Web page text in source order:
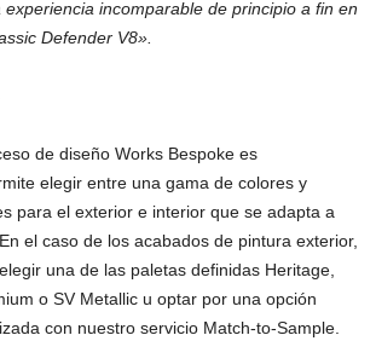
incomparable de principio a fin en
Defender V8».
de diseño Works Bespoke es
elegir entre una gama de colores y
para el exterior e interior que se adapta a
el caso de los acabados de pintura exterior,
una de las paletas definidas Heritage,
o SV Metallic u optar por una opción
con nuestro servicio Match-to-Sample.